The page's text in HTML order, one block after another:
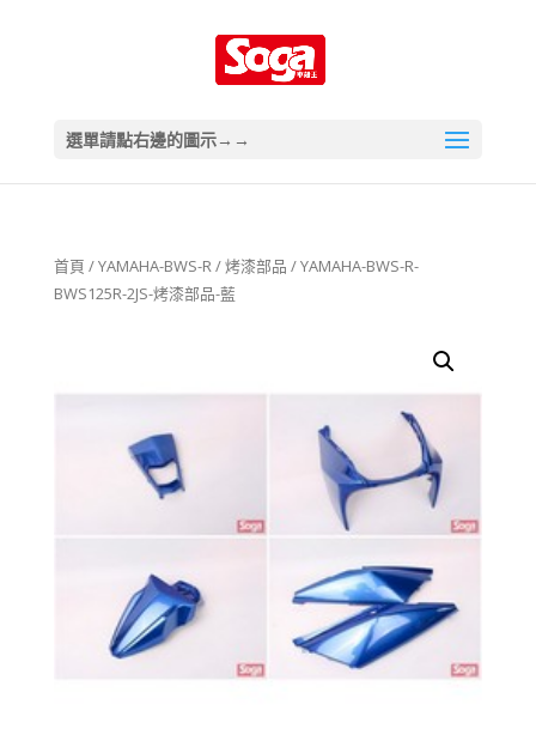
選單請點右邊的圖示→→
首頁 /YAMAHA-BWS-R/烤漆部品 / YAMAHA-BWS-R-
BWS125R-2JS-烤漆部品-藍